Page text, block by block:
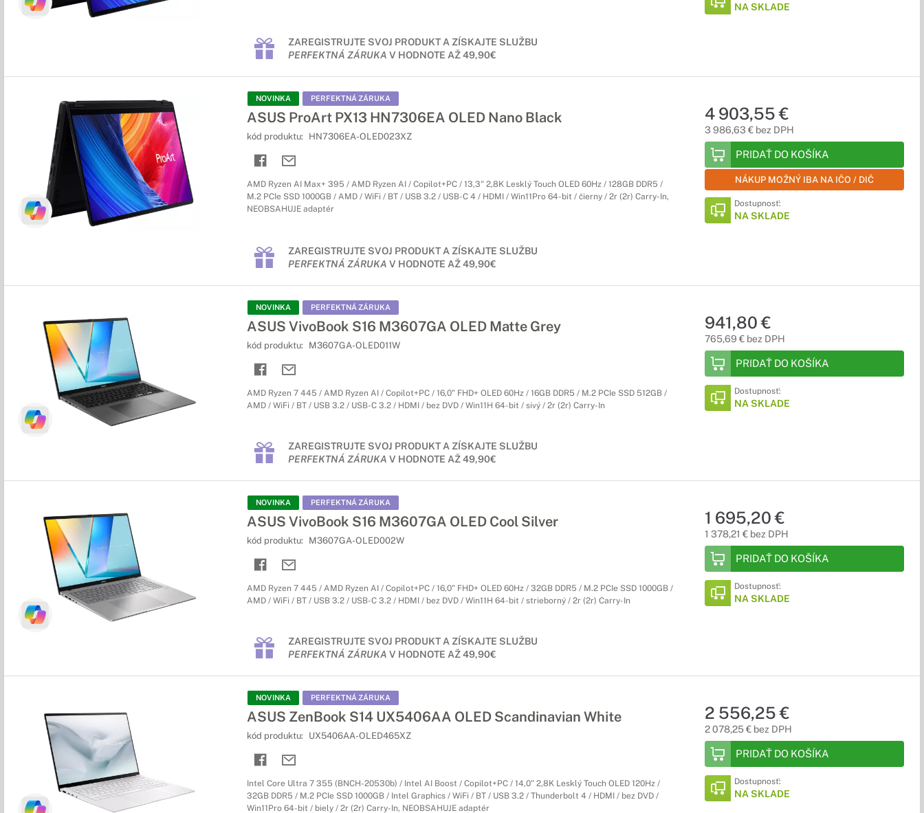
NA SKLADE
ZAREGISTRUJTE SVOJ PRODUKT A ZÍSKAJTE SLUŽBU
PERFEKTNÁ ZÁRUKA V HODNOTE AŽ 49,90€
NOVINKA PERFEKTNÁ ZÁRUKA
ASUS ProArt PX13 HN7306EA OLED Nano Black
kód produktu: HN7306EA-OLED023XZ
AMD Ryzen AI Max+ 395 / AMD Ryzen AI / Copilot+PC / 13,3" 2,8K Lesklý Touch OLED 60Hz / 128GB DDR5 /
M.2 PCIe SSD 1000GB / AMD / WiFi / BT / USB 3.2 / USB-C 4 / HDMI / Win11Pro 64-bit / čierny / 2r (2r) Carry-In,
NEOBSAHUJE adaptér
4 903,55 €
3 986,63 € bez DPH
PRIDAŤ DO KOŠÍKA
NÁKUP MOŽNÝ IBA NA IČO / DIČ
Dostupnosť:
NA SKLADE
ZAREGISTRUJTE SVOJ PRODUKT A ZÍSKAJTE SLUŽBU
PERFEKTNÁ ZÁRUKA V HODNOTE AŽ 49,90€
NOVINKA PERFEKTNÁ ZÁRUKA
ASUS VivoBook S16 M3607GA OLED Matte Grey
kód produktu: M3607GA-OLED011W
AMD Ryzen 7 445 / AMD Ryzen AI / Copilot+PC / 16,0" FHD+ OLED 60Hz / 16GB DDR5 / M.2 PCIe SSD 512GB /
AMD / WiFi / BT / USB 3.2 / USB-C 3.2 / HDMI / bez DVD / Win11H 64-bit / sivý / 2r (2r) Carry-In
941,80 €
765,69 € bez DPH
PRIDAŤ DO KOŠÍKA
Dostupnosť:
NA SKLADE
ZAREGISTRUJTE SVOJ PRODUKT A ZÍSKAJTE SLUŽBU
PERFEKTNÁ ZÁRUKA V HODNOTE AŽ 49,90€
NOVINKA PERFEKTNÁ ZÁRUKA
ASUS VivoBook S16 M3607GA OLED Cool Silver
kód produktu: M3607GA-OLED002W
AMD Ryzen 7 445 / AMD Ryzen AI / Copilot+PC / 16,0" FHD+ OLED 60Hz / 32GB DDR5 / M.2 PCIe SSD 1000GB /
AMD / WiFi / BT / USB 3.2 / USB-C 3.2 / HDMI / bez DVD / Win11H 64-bit / strieborný / 2r (2r) Carry-In
1 695,20 €
1 378,21 € bez DPH
PRIDAŤ DO KOŠÍKA
Dostupnosť:
NA SKLADE
ZAREGISTRUJTE SVOJ PRODUKT A ZÍSKAJTE SLUŽBU
PERFEKTNÁ ZÁRUKA V HODNOTE AŽ 49,90€
NOVINKA PERFEKTNÁ ZÁRUKA
ASUS ZenBook S14 UX5406AA OLED Scandinavian White
kód produktu: UX5406AA-OLED465XZ
Intel Core Ultra 7 355 (BNCH-20530b) / Intel AI Boost / Copilot+PC / 14,0" 2,8K Lesklý Touch OLED 120Hz /
32GB DDR5 / M.2 PCIe SSD 1000GB / Intel Graphics / WiFi / BT / USB 3.2 / Thunderbolt 4 / HDMI / bez DVD /
Win11Pro 64-bit / biely / 2r (2r) Carry-In, NEOBSAHUJE adaptér
2 556,25 €
2 078,25 € bez DPH
PRIDAŤ DO KOŠÍKA
Dostupnosť:
NA SKLADE